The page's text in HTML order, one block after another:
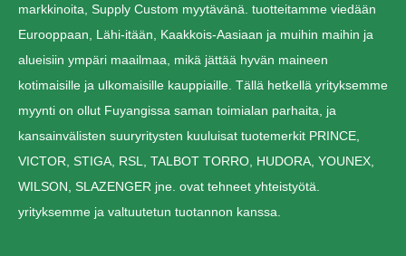
markkinoita, Supply Custom myytävänä. tuotteitamme viedään
Eurooppaan, Lähi-itään, Kaakkois-Aasiaan ja muihin maihin ja
alueisiin ympäri maailmaa, mikä jättää hyvän maineen
kotimaisille ja ulkomaisille kauppiaille. Tällä hetkellä yrityksemme
myynti on ollut Fuyangissa saman toimialan parhaita, ja
kansainvälisten suuryritysten kuuluisat tuotemerkit PRINCE,
VICTOR, STIGA, RSL, TALBOT TORRO, HUDORA, YOUNEX,
WILSON, SLAZENGER jne. ovat tehneet yhteistyötä.
yrityksemme ja valtuutetun tuotannon kanssa.